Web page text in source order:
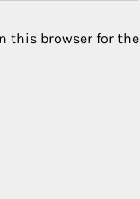
this browser for the